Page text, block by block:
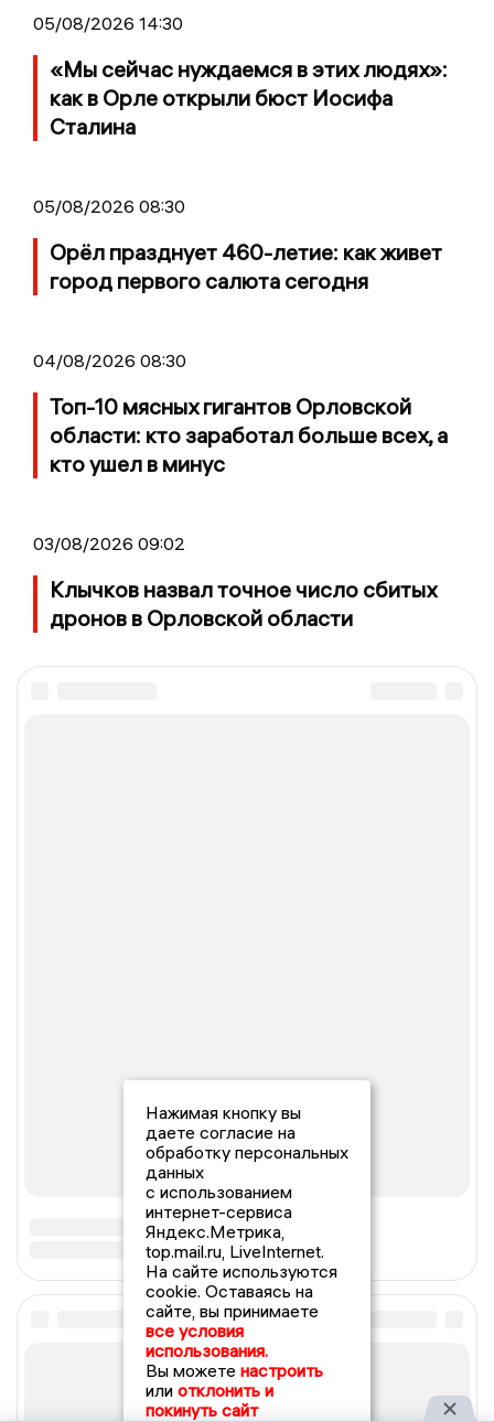
05/08/2026 14:30
«Мы сейчас нуждаемся в этих людях»:
как в Орле открыли бюст Иосифа
Сталина
05/08/2026 08:30
Орёл празднует 460-летие: как живет
город первого салюта сегодня
04/08/2026 08:30
Топ-10 мясных гигантов Орловской
области: кто заработал больше всех, а
кто ушел в минус
03/08/2026 09:02
Клычков назвал точное число сбитых
дронов в Орловской области
Нажимая кнопку вы
даете согласие на
обработку персональных
данных
с использованием
интернет-сервиса
Яндекс.Метрика,
top.mail.ru, LiveInternet.
На сайте используются
cookie. Оставаясь на
сайте, вы принимаете
все условия
использования.
Вы можете настроить
или отклонить и
покинуть сайт